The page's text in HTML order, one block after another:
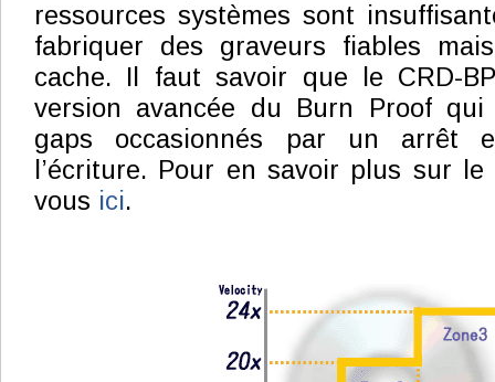
ressources systèmes sont
fabriquer des graveurs fiables
cache. Il faut savoir que le CRD-
version avancée du Burn Proof
gaps occasionnés par un arrêt
l’écriture. Pour en savoir plus sur
vous ici.